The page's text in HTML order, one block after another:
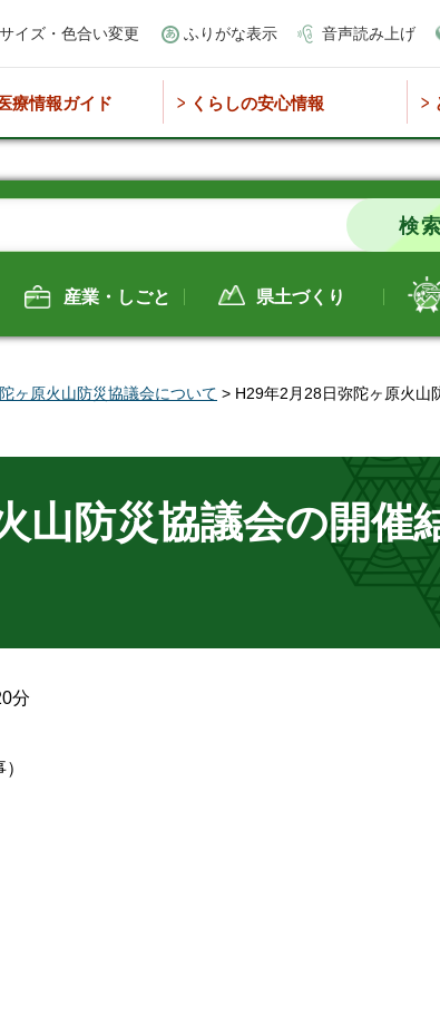
イズ・色合い変更 ふりがな表示 音声読み上げ
療情報ガイド くらしの安心情報
産業・しごと 県土づくり
ヶ原火山防災協議会について > H29年2月28日弥陀ヶ原火山
山防災協議会の開催
分